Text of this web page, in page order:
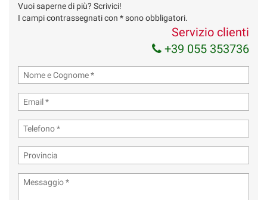
Invia la tua richiesta
Vuoi saperne di più? Scrivici!
I campi contrassegnati con * sono obbligatori.
Servizio clienti
+39 055 353736